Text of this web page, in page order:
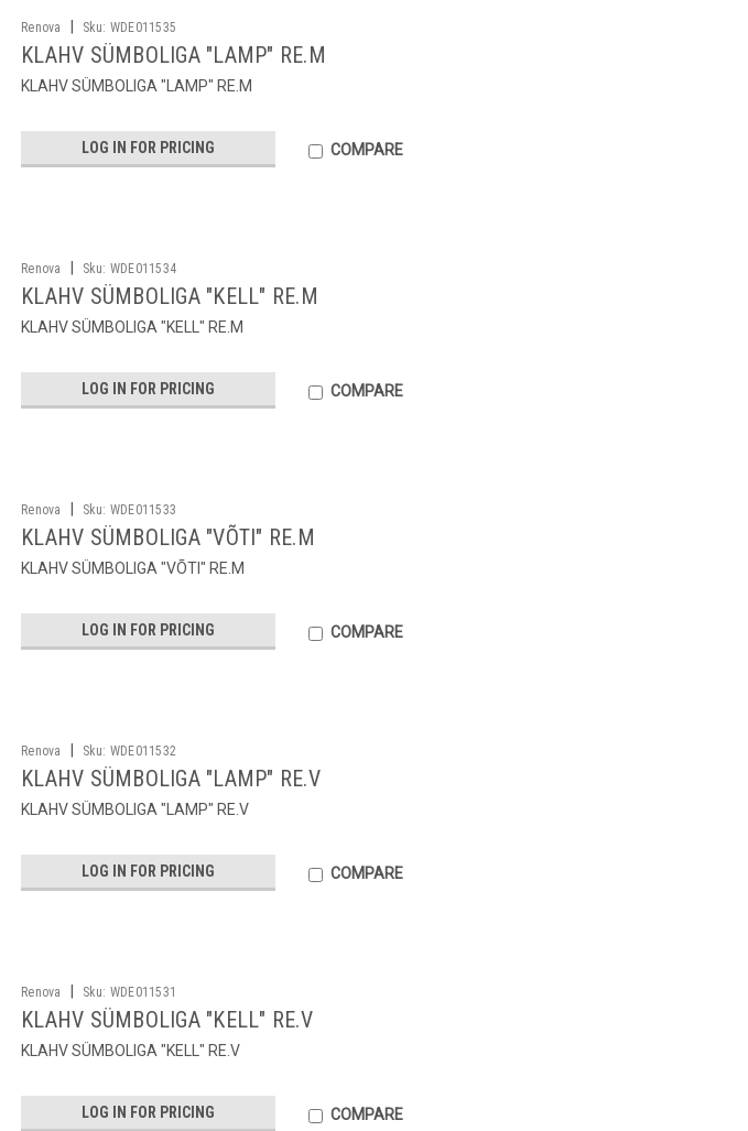
Renova Sku: WDE011535
KLAHV SÜMBOLIGA "LAMP" RE.M
KLAHV SÜMBOLIGA "LAMP" RE.M
LOG IN FOR PRICING COMPARE
Renova Sku: WDE011534
KLAHV SÜMBOLIGA "KELL" RE.M
KLAHV SÜMBOLIGA "KELL" RE.M
LOG IN FOR PRICING COMPARE
Renova Sku: WDE011533
KLAHV SÜMBOLIGA "VÕTI" RE.M
KLAHV SÜMBOLIGA "VÕTI" RE.M
LOG IN FOR PRICING COMPARE
Renova Sku: WDE011532
KLAHV SÜMBOLIGA "LAMP" RE.V
KLAHV SÜMBOLIGA "LAMP" RE.V
LOG IN FOR PRICING COMPARE
Renova Sku: WDE011531
KLAHV SÜMBOLIGA "KELL" RE.V
KLAHV SÜMBOLIGA "KELL" RE.V
LOG IN FOR PRICING COMPARE